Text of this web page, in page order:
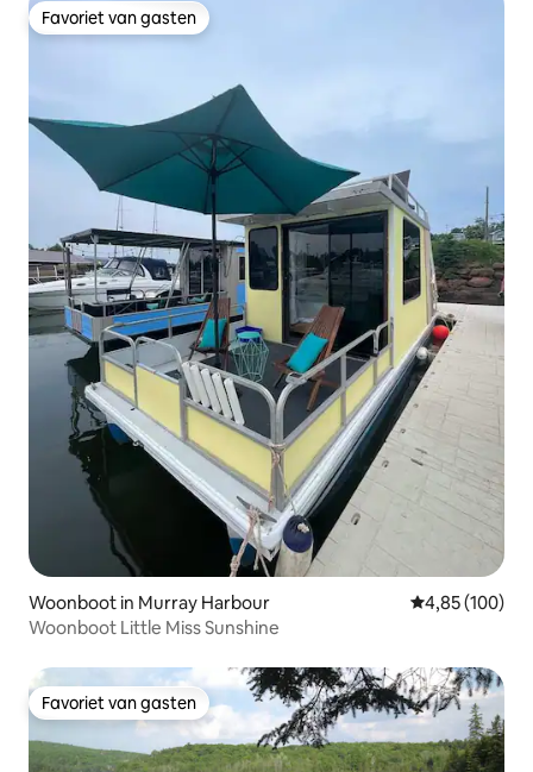
Favoriet van gasten
Favoriet van gasten
Woonboot in Murray Harbour Gemiddelde
4,85 (100)
Woonboot Little Miss Sunshine
Favoriet van gasten
Favoriet van gasten